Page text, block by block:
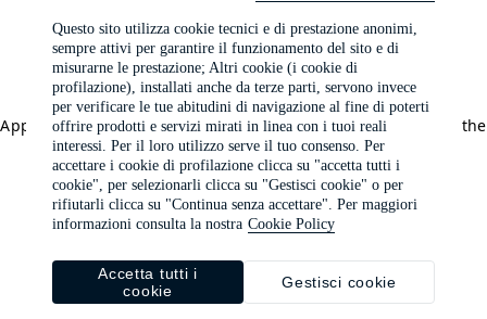
Application error: a client-side exception has occurred (see the
browser console for more information).
Questo sito utilizza cookie tecnici e di prestazione anonimi,
sempre attivi per garantire il funzionamento del sito e di
misurarne le prestazione; Altri cookie (i cookie di
profilazione), installati anche da terze parti, servono invece
per verificare le tue abitudini di navigazione al fine di poterti
offrire prodotti e servizi mirati in linea con i tuoi reali
interessi. Per il loro utilizzo serve il tuo consenso. Per
accettare i cookie di profilazione clicca su "accetta tutti i
cookie", per selezionarli clicca su "Gestisci cookie" o per
rifiutarli clicca su "Continua senza accettare". Per maggiori
informazioni consulta la nostra Cookie Policy
Gestisci cookie
Accetta tutti i
cookie